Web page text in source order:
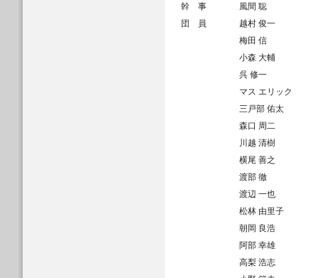
幹 事
風間 聡
団 員
越村 俊一
梅田 信
小森 大輔
呉 修一
マス エリック
三戸部 佑太
森口 周二
川越 清樹
横尾 善之
渡部 徹
渡辺 一也
松林 由里子
朝岡 良浩
阿部 幸雄
高梨 浩志